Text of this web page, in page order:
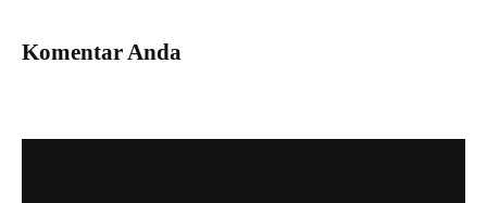
Komentar Anda